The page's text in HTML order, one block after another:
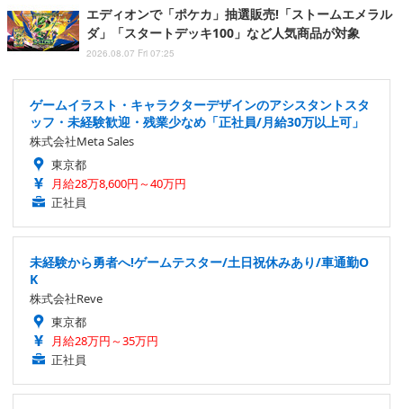
エディオンで「ポケカ」抽選販売!「ストームエメラル
ダ」「スタートデッキ100」など人気商品が対象
2026.08.07 Fri 07:25
ゲームイラスト・キャラクターデザインのアシスタントスタ
ッフ・未経験歓迎・残業少なめ「正社員/月給30万以上可」
株式会社Meta Sales
東京都
月給28万8,600円～40万円
正社員
未経験から勇者へ!ゲームテスター/土日祝休みあり/車通勤O
K
株式会社Reve
東京都
月給28万円～35万円
正社員